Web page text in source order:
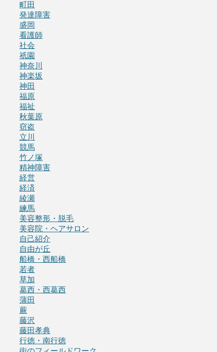
町田
発達障害
盛岡
看護師
社会
祇園
神奈川
神楽坂
神田
福原
福祉
秋葉原
窃盗
立川
競馬
竹ノ塚
精神障害
経営
経済
綾瀬
練馬
美容整形・脱毛
美容院・ヘアサロン
自己紹介
自由が丘
船橋・西船橋
若者
草加
葛西・西葛西
蒲田
蕨
藤沢
藤田孝典
行徳・南行徳